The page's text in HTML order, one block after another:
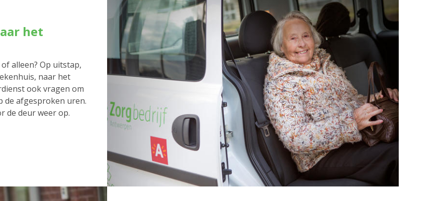
het
alleen? Op uitstap,
naar het
ook vragen om
de afgesproken uren.
de deur weer op.